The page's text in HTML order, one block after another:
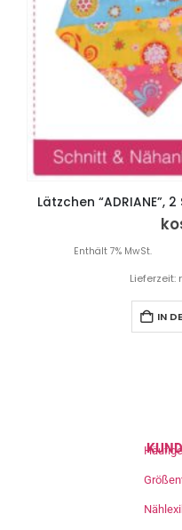
Lätzchen “ADRIANE”,
Enthält 7% MwSt.
IN